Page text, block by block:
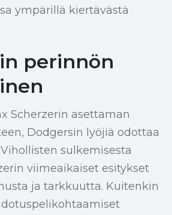
ympärillä kiertävästä
perinnön
Scherzerin asettaman
Dodgersin lyöjiä odottaa
sulkemisesta
viimeaikaiset esitykset
ja tarkkuutta. Kuitenkin